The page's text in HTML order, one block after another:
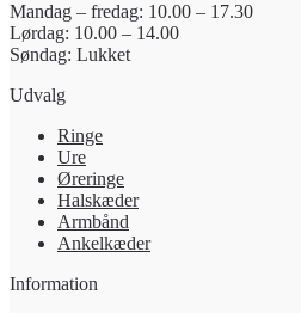
Mandag – fredag: 10.00 – 17.30
Lørdag: 10.00 – 14.00
Søndag: Lukket
Udvalg
Ringe
Ure
Øreringe
Halskæder
Armbånd
Ankelkæder
Information